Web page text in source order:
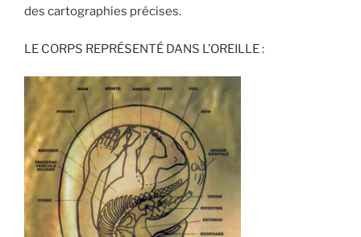
des cartographies précises.
LE CORPS REPRÉSENTÉ DANS L’OREILLE :